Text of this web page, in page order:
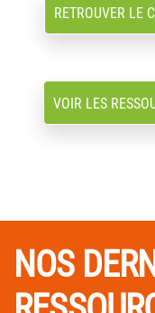
RETROUVER LE
VOIR LES
NOS